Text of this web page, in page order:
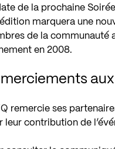
de la prochaine
édition marquera une
de la communauté
en 2008.
remercie ses
leur contribution de